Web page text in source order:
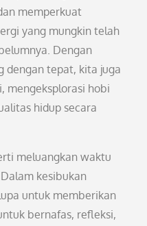
memperkuat
yang mungkin telah
Dengan
dengan tepat, kita juga
mengeksplorasi hobi
hidup secara
meluangkan waktu
kesibukan
untuk memberikan
bernafas, refleksi,